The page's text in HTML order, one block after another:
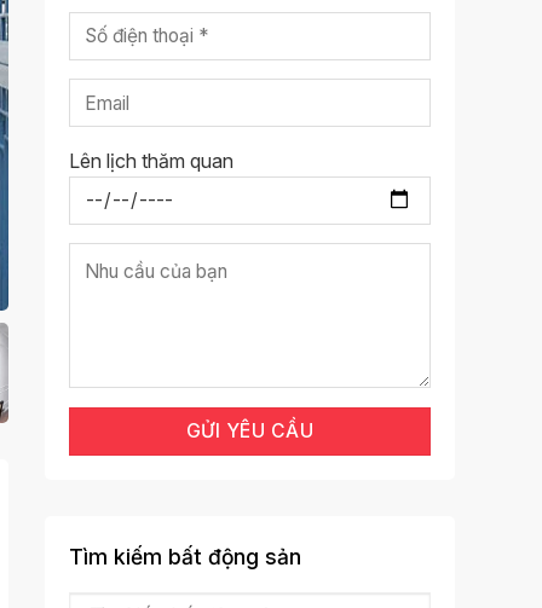
Lên lịch thăm quan
Tìm kiếm bất động sản